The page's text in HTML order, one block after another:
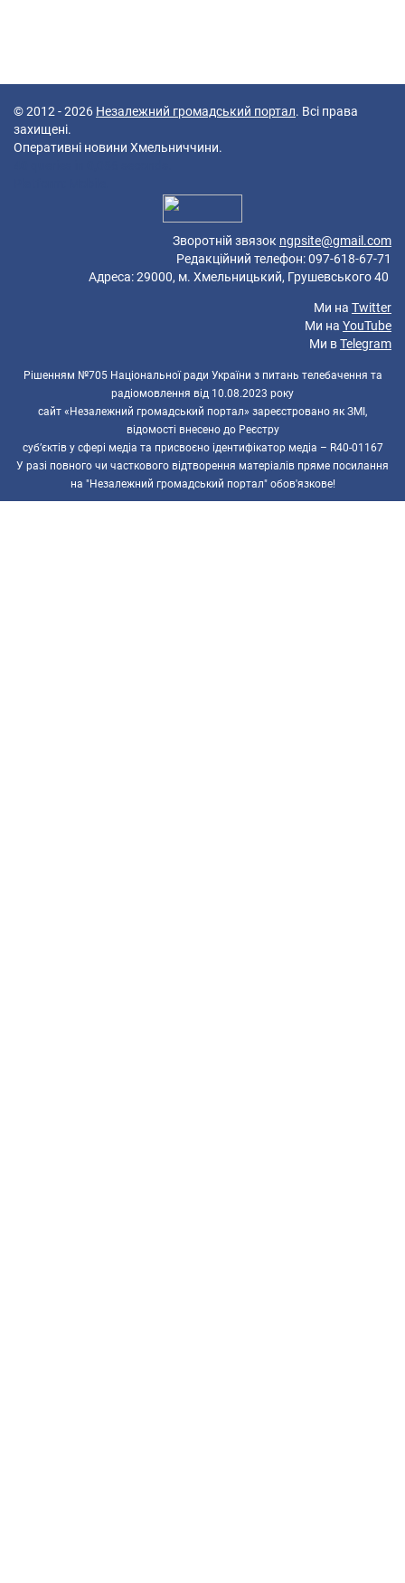
© 2012 - 2026 Незалежний громадський портал. Всі права
захищені.
Оперативні новини Хмельниччини.
Зворотній звязок ngpsite@gmail.com
Редакційний телефон: 097-618-67-71
Адреса: 29000, м. Хмельницький, Грушевського 40
Ми на Twitter
Ми на YouTube
Ми вTelegram
Рішенням №705 Національної ради України з питань телебачення та
радіомовлення від 10.08.2023 року
сайт «Незалежний громадський портал» зареєстровано як ЗМІ,
відомості внесено до Реєстру
суб’єктів у сфері медіа та присвоєно ідентифікатор медіа – R40-01167
У разі повного чи часткового відтворення матеріалів пряме посилання
на "Незалежний громадський портал" обов'язкове!